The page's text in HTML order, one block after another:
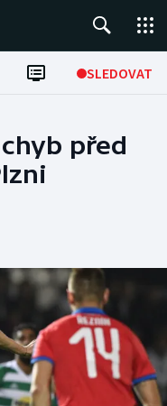
SLEDOVAT
před